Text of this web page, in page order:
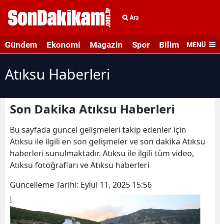
Ara
Gündem Ekonomi Magazin Spor Bilim veMENÜ
Atıksu Haberleri
Son Dakika Atıksu Haberleri
Bu sayfada güncel gelişmeleri takip edenler için
Atıksu ile ilgili en son gelişmeler ve son dakika Atıksu
haberleri sunulmaktadır. Atıksu ile ilgili tüm video,
Atıksu fotoğrafları ve Atıksu haberleri
Güncelleme Tarihi: Eylül 11, 2025 15:56